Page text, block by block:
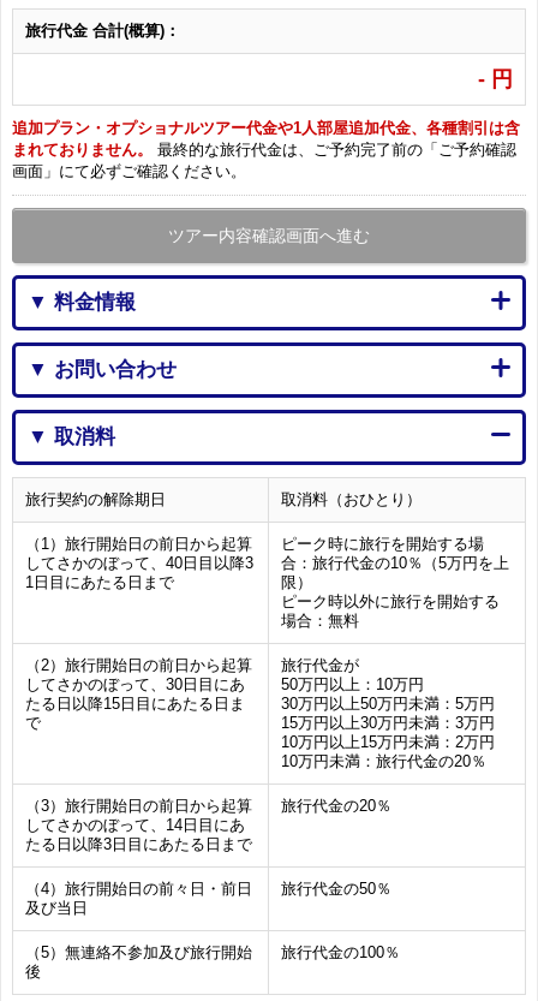
旅行代金 合計(概算)：
- 円
追加プラン・オプショナルツアー代金や1人部屋追加代金、各種割引は含
まれておりません。
最終的な旅行代金は、ご予約完了前の「ご予約確認
画面」にて必ずご確認ください。
ツアー内容確認画面へ進む
▼ 料金情報
▼ お問い合わせ
▼ 取消料
旅行契約の解除期日 取消料（おひとり）
（1）旅行開始日の前日から起算
してさかのぼって、40日目以降3
1日目にあたる日まで
ピーク時に旅行を開始する場
合：旅行代金の10％（5万円を上
限）
ピーク時以外に旅行を開始する
場合：無料
（2）旅行開始日の前日から起算
してさかのぼって、30日目にあ
たる日以降15日目にあたる日ま
で
旅行代金が
50万円以上：10万円
30万円以上50万円未満：5万円
15万円以上30万円未満：3万円
10万円以上15万円未満：2万円
10万円未満：旅行代金の20％
（3）旅行開始日の前日から起算
してさかのぼって、14日目にあ
たる日以降3日目にあたる日まで
旅行代金の20％
（4）旅行開始日の前々日・前日
及び当日
旅行代金の50％
（5）無連絡不参加及び旅行開始
後
旅行代金の100％